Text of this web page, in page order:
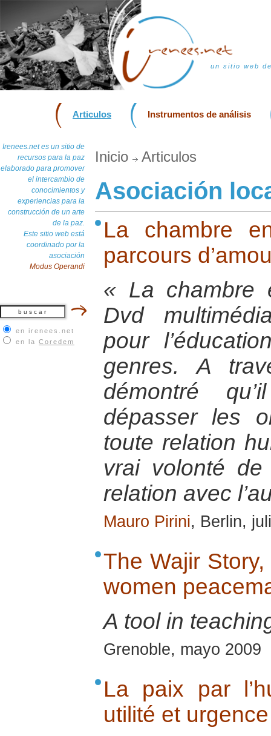
un sitio web
Articulos Instrumentos de análisis
Irenees.net es un sitio de
recursos para la paz
elaborado para promover
el intercambio de
conocimientos y
experiencias para la
construcción de un arte
de la paz.
Este sitio web está
coordinado por la
asociación
Modus Operandi
en irenees.net
en la Coredem
Inicio Articulos
Asociación
La chambre
parcours
« La chambre
Dvd
pour
genres. A
démontré
dépasser les
toute relation
vrai volonté
relation avec
Mauro Pirini, Berlin,
The Wajir
women
A tool in
Grenoble, mayo 2009
La paix par
utilité et urgence